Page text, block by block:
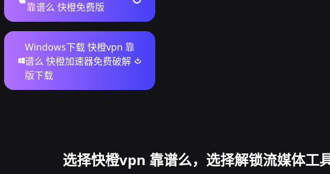
靠谱么 快橙免费版
Windows下载 快橙vpn 靠
谱么 快橙加速器免费破解
版下载
选择快橙vpn 靠谱么，选择解锁流媒体工